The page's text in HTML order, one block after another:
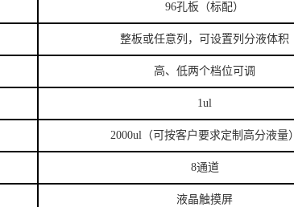
96孔板（标配）
整板或任意列，可设置列分液体积
高、低两个档位可调
1ul
2000ul（可按客户要求定制高分液量）
8通道
液晶触摸屏